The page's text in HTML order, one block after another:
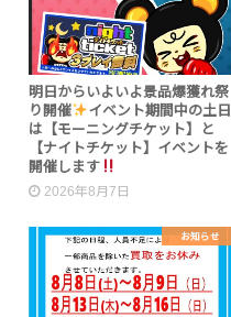
明日からいよいよ景品爆獲れ祭
り開催
イベント期間中の土日
は【モーニングチケット】と
【ナイトチケット】イベントを
開催します
2026年8月7日
お知らせ